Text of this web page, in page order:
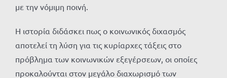
με την νόμιμη ποινή.
Η ιστορία διδάσκει πως ο κοινωνικός διχασμός
αποτελεί τη λύση για τις κυρίαρχες τάξεις στο
πρόβλημα των κοινωνικών εξεγέρσεων, οι οποίες
προκαλούνται στον μεγάλο διαχωρισμό των